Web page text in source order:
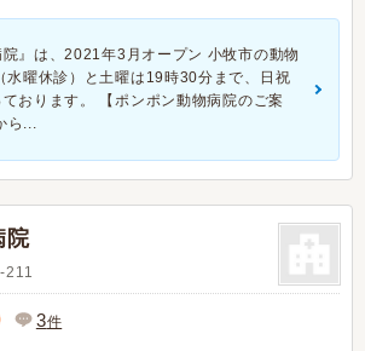
院』は、2021年3月オープン 小牧市の動物
水曜休診）と土曜は19時30分まで、日祝
おります。 【ポンポン動物病院のご案
ら...
院
211
3件